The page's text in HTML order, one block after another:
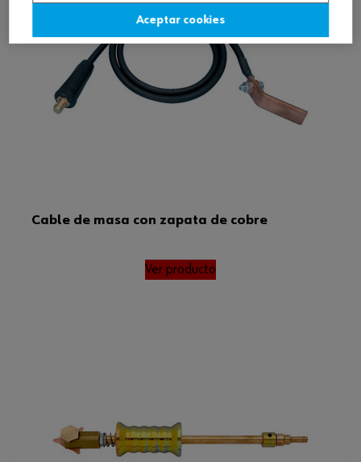
Cable de masa con zapata de cobre
Ver producto
Aceptar cookies